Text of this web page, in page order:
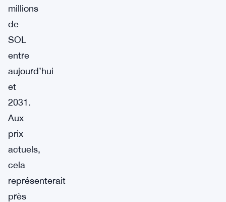
millions
de
SOL
entre
aujourd’hui
et
2031.
Aux
prix
actuels,
cela
représenterait
près